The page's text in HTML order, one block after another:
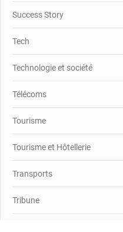
Success Story
Tech
Technologie et société
Télécoms
Tourisme
Tourisme et Hôtellerie
Transports
Tribune